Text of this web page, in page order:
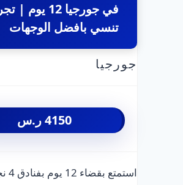
في جورجيا 12
تنسي بافضل الوجهات
جورجيا
4150ر.س
استمتع بقضاء 12 يوم بفنادق 4 نجوم